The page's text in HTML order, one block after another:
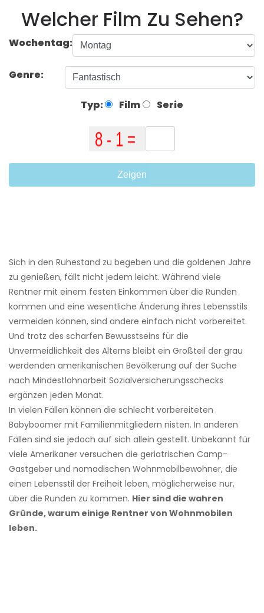
Welcher Film Zu Sehen?
Wochentag:
Genre:
Typ: Film Serie
Zeigen
Sich in den Ruhestand zu begeben und die goldenen Jahre
zu genießen, fällt nicht jedem leicht. Während viele
Rentner mit einem festen Einkommen über die Runden
kommen und eine wesentliche Änderung ihres Lebensstils
vermeiden können, sind andere einfach nicht vorbereitet.
Und trotz des scharfen Bewusstseins für die
Unvermeidlichkeit des Alterns bleibt ein Großteil der grau
werdenden amerikanischen Bevölkerung auf der Suche
nach Mindestlohnarbeit Sozialversicherungsschecks
ergänzen jeden Monat.
In vielen Fällen können die schlecht vorbereiteten
Babyboomer mit Familienmitgliedern nisten. In anderen
Fällen sind sie jedoch auf sich allein gestellt. Unbekannt für
viele Amerikaner versuchen die geriatrischen Camp-
Gastgeber und nomadischen Wohnmobilbewohner, die
einen Lebensstil der Freiheit leben, möglicherweise nur,
über die Runden zu kommen. Hier sind die wahren
Gründe, warum einige Rentner von Wohnmobilen
leben.